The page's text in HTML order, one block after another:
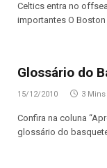
Celtics entra no
importantes O
Glossário do
15/12/2010 3
Confira na coluna
glossário do